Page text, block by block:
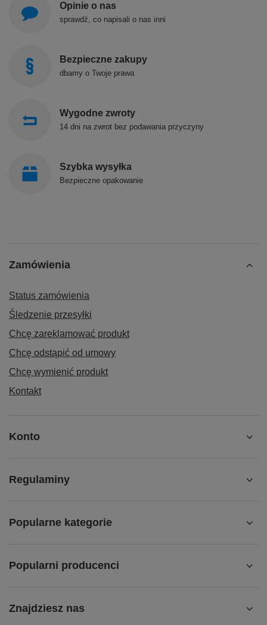
Opinie o nas
sprawdź, co napisali o nas inni
Bezpieczne zakupy
dbamy o Twoje prawa
Wygodne zwroty
14 dni na zwrot bez podawania przyczyny
Szybka wysyłka
Bezpieczne opakowanie
Zamówienia
Status zamówienia
Śledzenie przesyłki
Chcę zareklamować produkt
Chcę odstąpić od umowy
Chcę wymienić produkt
Kontakt
Konto
Regulaminy
Popularne kategorie
Popularni producenci
Znajdziesz nas